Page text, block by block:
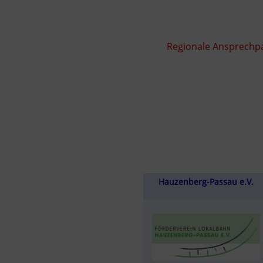
Regionale
Hauzenberg-Passau e.V.